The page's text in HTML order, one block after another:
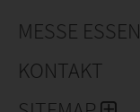
MESSE ESSEN
KONTAKT